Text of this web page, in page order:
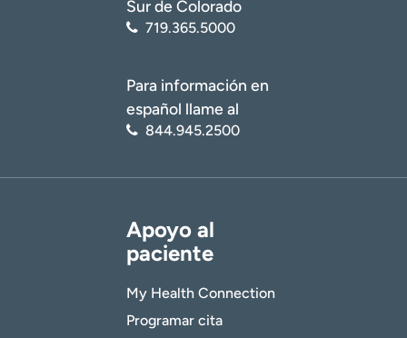
Sur de Colorado
719.365.5000
Para información en
español llame al
844.945.2500
Apoyo al
paciente
My Health Connection
Programar cita